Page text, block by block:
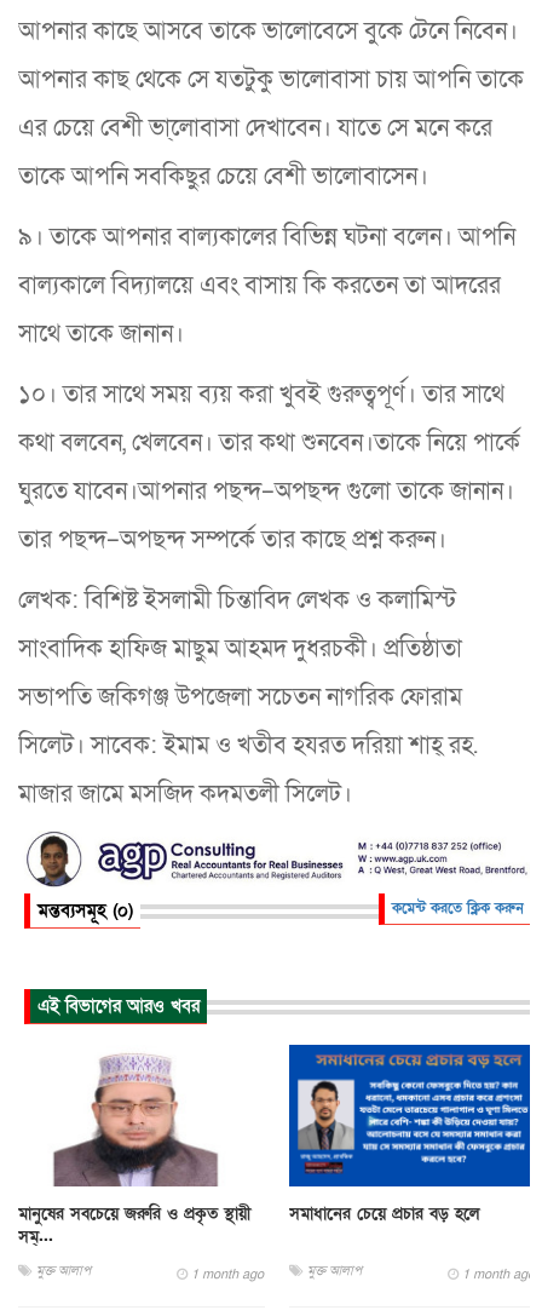
আপনার কাছে আসবে তাকে ভালোবেসে বুকে টেনে নিবেন।
আপনার কাছ থেকে সে যতটুকু ভালোবাসা চায় আপনি তাকে
এর চেয়ে বেশী ভা্লোবাসা দেখাবেন। যাতে সে মনে করে
তাকে আপনি সবকিছুর চেয়ে বেশী ভালোবাসেন।
৯। তাকে আপনার বাল্যকালের বিভিন্ন ঘটনা বলেন। আপনি
বাল্যকালে বিদ্যালয়ে এবং বাসায় কি করতেন তা আদরের
সাথে তাকে জানান।
১০। তার সাথে সময় ব্যয় করা খুবই গুরুত্বপূর্ণ। তার সাথে
কথা বলবেন, খেলবেন। তার কথা শুনবেন।তাকে নিয়ে পার্কে
ঘুরতে যাবেন।আপনার পছন্দ–অপছন্দ গুলো তাকে জানান।
তার পছন্দ–অপছন্দ সম্পর্কে তার কাছে প্রশ্ন করুন।
লেখক: বিশিষ্ট ইসলামী চিন্তাবিদ লেখক ও কলামিস্ট
সাংবাদিক হাফিজ মাছুম আহমদ দুধরচকী। প্রতিষ্ঠাতা
সভাপতি জকিগঞ্জ উপজেলা সচেতন নাগরিক ফোরাম
সিলেট। সাবেক: ইমাম ও খতীব হযরত দরিয়া শাহ্ রহ.
মাজার জামে মসজিদ কদমতলী সিলেট।
মন্তব্যসমূহ (০) কমেন্ট করতে ক্লিক করুন
এই বিভাগের আরও খবর
মানুষের সবচেয়ে জরুরি ও প্রকৃত স্থায়ী
সম্...
মুক্ত আলাপ 1 month ago
সমাধানের চেয়ে প্রচার বড় হলে
মুক্ত আলাপ 1 month ago